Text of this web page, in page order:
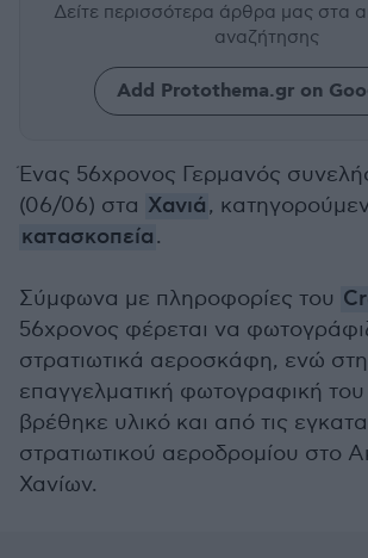
Δείτε περισσότερα άρθρα μας στα
αναζήτησης
Add Protothema.gr on
Ένας 56χρονος Γερμανός
(06/06) στα Χανιά,
κατασκοπεία.
Σύμφωνα με πληροφορίες του
56χρονος φέρεται να
στρατιωτικά αεροσκάφη, ενώ
επαγγελματική φωτογραφική
βρέθηκε υλικό και από τις
στρατιωτικού αεροδρομίου στο
Χανίων.